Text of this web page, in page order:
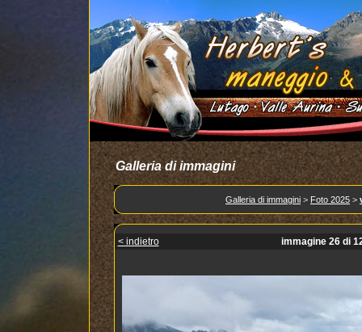
Galleria di immagini
Galleria di immagini > Foto 2025 >
< indietro immagine 26 di